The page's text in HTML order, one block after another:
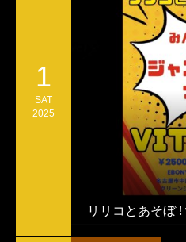
1
SAT
2025
リリコとあそぼ